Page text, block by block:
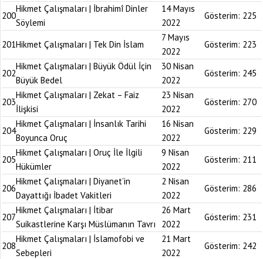
200
Hikmet Çalışmaları | İbrahimî Dinler
Söylemi
14 Mayıs
2022
Gösterim: 225
201Hikmet Çalışmaları | Tek Din İslam
7 Mayıs
2022
Gösterim: 223
202
Hikmet Çalışmaları | Büyük Ödül İçin
Büyük Bedel
30 Nisan
2022
Gösterim: 245
203
Hikmet Çalışmaları | Zekat – Faiz
İlişkisi
23 Nisan
2022
Gösterim: 270
204
Hikmet Çalışmaları | İnsanlık Tarihi
Boyunca Oruç
16 Nisan
2022
Gösterim: 229
205
Hikmet Çalışmaları | Oruç İle İlgili
Hükümler
9 Nisan
2022
Gösterim: 211
206
Hikmet Çalışmaları | Diyanet’in
Dayattığı İbadet Vakitleri
2 Nisan
2022
Gösterim: 286
207
Hikmet Çalışmaları | İtibar
Suikastlerine Karşı Müslümanın Tavrı
26 Mart
2022
Gösterim: 231
208
Hikmet Çalışmaları | İslamofobi ve
Sebepleri
21 Mart
2022
Gösterim: 242